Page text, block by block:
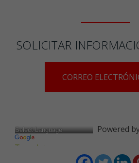
SOLICITAR
CORREO
Powered
Translate